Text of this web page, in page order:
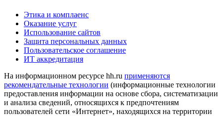
Этика и комплаенс
Оказание услуг
Использование сайтов
Защита персональных данных
Пользовательское соглашение
ИТ аккредитация
На информационном ресурсе hh.ru применяются
рекомендательные технологии (информационные технологии
предоставления информации на основе сбора, систематизации
и анализа сведений, относящихся к предпочтениям
пользователей сети «Интернет», находящихся на территории